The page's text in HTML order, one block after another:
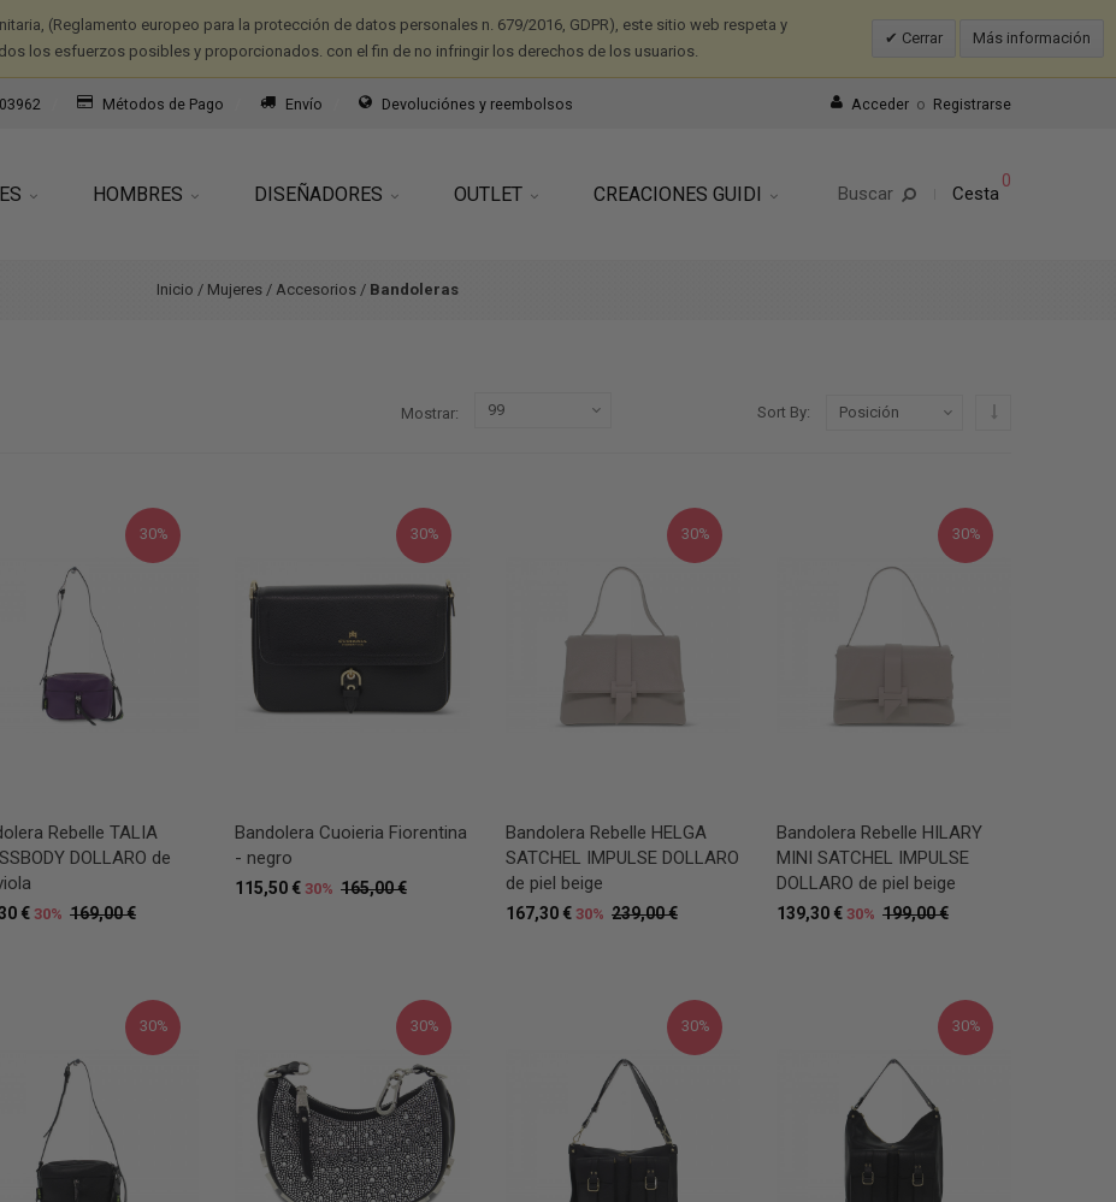
(Reglamento europeo para la protección de datos personales n. 679/2016, GDPR), este sitio web respeta y
los esfuerzos posibles y proporcionados. con el fin de no infringir los derechos de los usuarios.
Cerrar Más información
Métodos de Pago Envío Devoluciónes y reembolsos Acceder o Registrarse
HOMBRES DISEÑADORES OUTLET CREACIONES GUIDI Buscar Cesta
0
Inicio / Mujeres / Accesorios / Bandoleras
Mostrar Sort By
30%
Rebelle TALIA
DOLLARO de
169,00 €
€ 30%
30%
Bandolera Cuoieria Fiorentina
- negro
165,00 €
115,50 € 30%
30%
Bandolera Rebelle HELGA
SATCHEL IMPULSE DOLLARO
de piel beige
239,00 €
167,30 € 30%
30%
Bandolera Rebelle HILARY
MINI SATCHEL IMPULSE
DOLLARO de piel beige
199,00 €
139,30 € 30%
30% 30% 30% 30%